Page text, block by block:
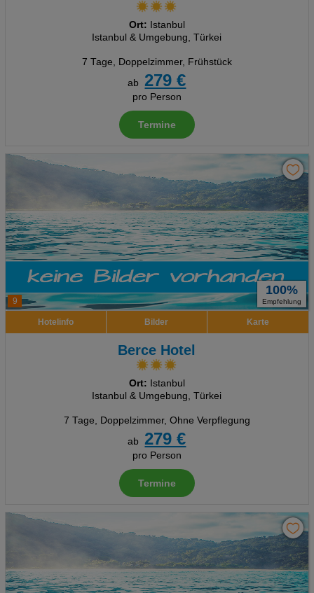
Ort: Istanbul
Istanbul & Umgebung, Türkei
7 Tage, Doppelzimmer, Frühstück
ab
279 €
pro Person
Termine
9
100%
Empfehlung
Hotelinfo Bilder Karte
Berce Hotel
Ort: Istanbul
Istanbul & Umgebung, Türkei
7 Tage, Doppelzimmer, Ohne Verpflegung
ab
279 €
pro Person
Termine